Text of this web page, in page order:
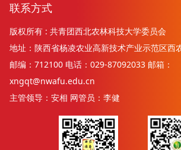
联系方式
版权所有 : 共青团西北农林科技大学委员会
地址：陕西省杨凌农业高新技术产业示范区西
邮编：712100 电话：029-87092033 邮箱：
xngqt@nwafu.edu.cn
主管领导：安相 网管员：李健